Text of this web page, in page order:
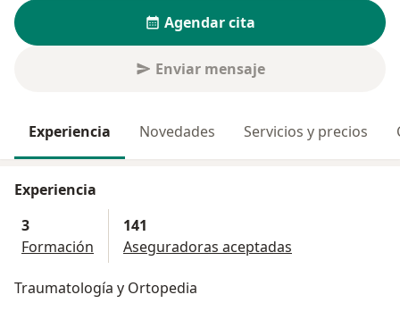
Agendar cita
Enviar mensaje
Experiencia Novedades Servicios y precios
Experiencia
3
Formación
141
Aseguradoras aceptadas
Traumatología y Ortopedia